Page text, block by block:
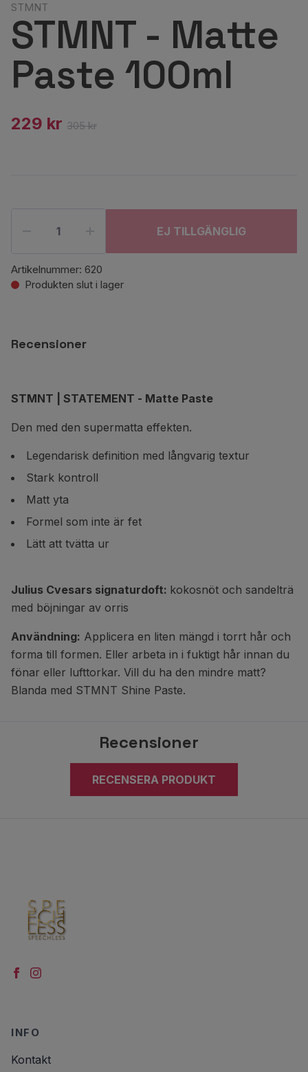
STMNT
STMNT - Matte
Paste 100ml
229 kr 305 kr
EJ TILLGÄNGLIG
Artikelnummer: 620
Produkten slut i lager
Recensioner
STMNT | STATEMENT - Matte Paste
Den med den supermatta effekten.
Legendarisk definition med långvarig textur
Stark kontroll
Matt yta
Formel som inte är fet
Lätt att tvätta ur
Julius Cvesars signaturdoft: kokosnöt och sandelträ
med böjningar av orris
Användning: Applicera en liten mängd i torrt hår och
forma till formen. Eller arbeta in i fuktigt hår innan du
fönar eller lufttorkar. Vill du ha den mindre matt?
Blanda med STMNT Shine Paste.
Recensioner
RECENSERA PRODUKT
INFO
Kontakt